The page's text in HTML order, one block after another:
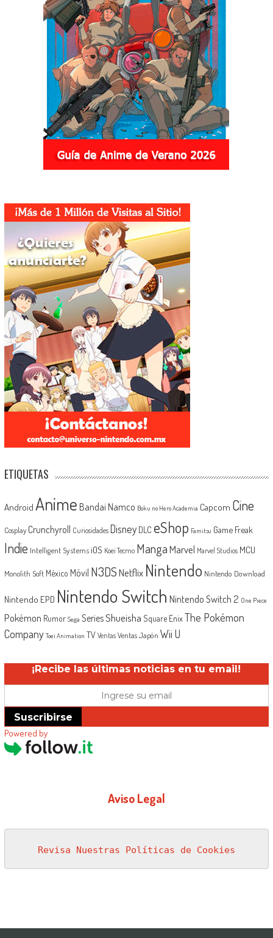
ETIQUETAS
Android Anime Bandai Namco Boku no Hero Academia Capcom Cine
Cosplay Crunchyroll Curiosidades Disney DLC eShop Famitsu Game Freak
Indie Intelligent Systems iOS Koei Tecmo MangaMarvel Marvel Studios MCU
Monolith Soft México Móvil N3DSNetflix Nintendo Nintendo Download
Nintendo EPD Nintendo Switch Nintendo Switch 2 One Piece
Pokémon Rumor Sega SeriesShueisha Square EnixThe Pokémon
Company Toei Animation TV Ventas Ventas Japón Wii U
¡Recibe las últimas noticias en tu email!
Suscribirse
Powered by
Aviso Legal
Revisa Nuestras Políticas de Cookies